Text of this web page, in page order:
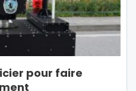
pour faire